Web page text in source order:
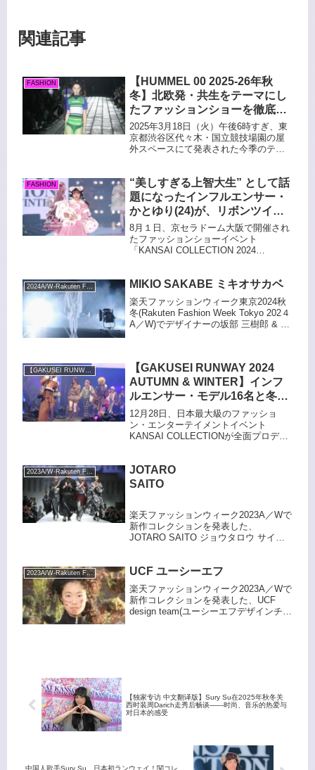
関連記事
FASHION
【HUMMEL 00 2025-26年秋
冬】北欧発・共生をテーマにし
たファッションショーを徹底解
説
2025年3月18日（火）午後6時すぎ、東
京都渋谷区代々木・国立競技場園の屋
外スペースにて発表された今季のテー
ーマライゼーション（障がいや年齢の
違いを問わず、誰もが自然に生きられ
る社会）」といった価値観を軸に、ヒ
ュンメルのスポーツDNAと融合。世代
を超えて着られる、意味のある服が提
案された。
FASHION
“美しすぎる上智大生” として話
題になったインフルエンサー・
かとゆり(24)が、リボンツイン
テール、ピンクのロリータ・フ
ァッションにうさくみゃポシェ
ットを抱いて登場！！
A/W】
8月１日、京セラドーム大阪で開催され
たファッションショーイベント
「KANSAI COLLECTION 2024
SHINE BRIGHT」のステージで...
MIKIO SAKABE ミキオサカベ
楽天ファッションウィーク東京2024秋
冬(Rakuten Fashion Week Tokyo 202４
A／W)でデザイナーの坂部 三樹郎 & 台
にある国立代々木競技場第一体育館で
発表した。
【GAKUSEI RUNWAY 2024
AUTUMN & WINTER】インフ
ルエンサー・モデル16名と冬の
ファッショントレンド
『SHEIN』
12月28日、日本最大級のファッショ
ン・エンターテイメントイベント
KANSAI COLLECTIONが全面プロデュ
大阪市中央区にある、なんばHatchにて
開催された。特に注目を集めたのは、
ージでトップを飾った『SHIEN』で
は、横田未来・もとかの・西綾乃・一
生友子（ゆな、ひなこ）等の今話題の
た。
2023A/W-Rakuten Fashion Week TOKYO
JOTARO
SAITO
楽天ファッションウィーク2023A／Wで
新作コレクションを発表した、
JOTARO SAITO ジョウタロウ サイト
オーで開催された。
2023A/W-Rakuten Fashion Week TOKYO UCF ユーシーエフ
楽天ファッションウィーク2023A／Wで
新作コレクションを発表した、UCF
design team(ユーシーエフデザインチー
【独家专访 中文翻译版】Sury Su在2025年秋冬关
西时装周Darich走秀后畅谈——时尚、音乐的热爱与
对日本的感受
中国人歌手Sury Su、日本初ランウェイ！関コレ